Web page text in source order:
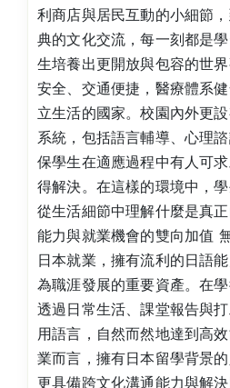
利商店與居民互動的小細節
典的文化交流，每一刻都是
生培養出更開放與包容的世
安全、交通便捷，醫療體系
立生活的國家。校園內外更
系統，包括語言輔導、心理
保學生在適應過程中有人可
得解決。在這樣的環境中，
從生活細節中理解什麼是真
能力與就業機會的雙向加值
日本就業，擁有流利的日語
為職涯發展的重要資產。在
透過日常生活、課堂報告與
用語言，自然而然地達到高
業而言，擁有日本留學背景
更具備跨文化溝通能力與解